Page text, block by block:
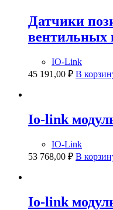
Датчики
вентильных
IO-Link
45 191,00 ₽ В
Io-link
IO-Link
53 768,00 ₽ В
Io-link